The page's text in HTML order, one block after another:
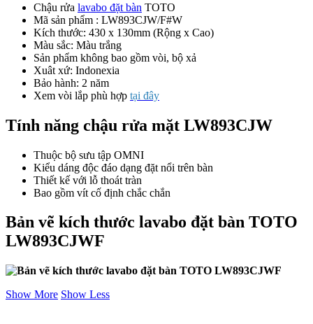
Chậu rửa lavabo đặt bàn TOTO
Mã sản phẩm : LW893CJW/F#W
Kích thước: 430 x 130mm (Rộng x Cao)
Màu sắc: Màu trắng
Sản phẩm không bao gồm vòi, bộ xả
Xuât xứ: Indonexia
Bảo hành: 2 năm
Xem vòi lắp phù hợp tại đây
Tính năng chậu rửa mặt LW893CJW
Thuộc bộ sưu tập OMNI
Kiểu dáng độc đáo dạng đặt nổi trên bàn
Thiết kế với lỗ thoát tràn
Bao gồm vít cố định chắc chắn
Bản vẽ kích thước lavabo đặt bàn TOTO
LW893CJWF
Show More Show Less